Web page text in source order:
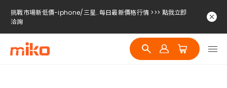
挑戰市場新低價-iphone/三星..每日最新價格行情 >>> 點我立即
洽詢
挑戰市場新低價-iphone/三星..每日最新價格行情 >>> 點我立即
洽詢
挑戰市場新低價-iphone/三星..每日最新價格行情 >>> 點我立即